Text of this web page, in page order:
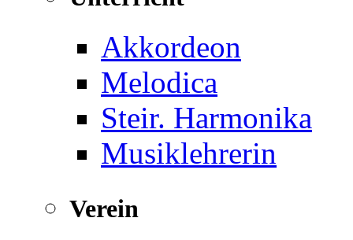
Akkordeon
Melodica
Steir. Harmonika
Musiklehrerin
Verein